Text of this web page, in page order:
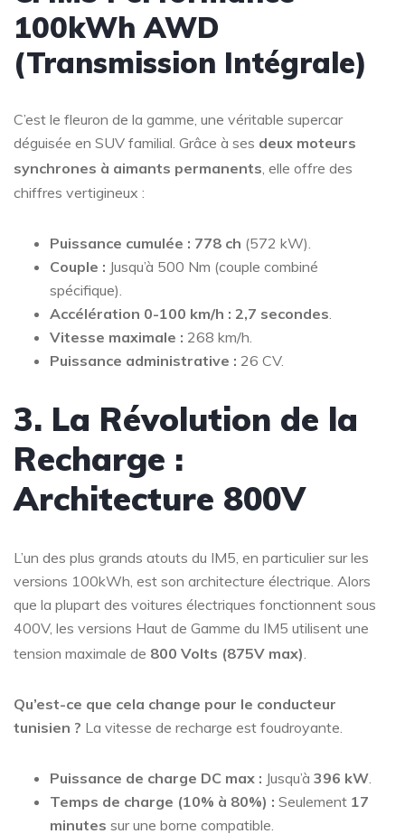
100kWh AWD
(Transmission Intégrale)
C’est le fleuron de la gamme, une véritable supercar
déguisée en SUV familial. Grâce à ses deux moteurs
synchrones à aimants permanents, elle offre des
chiffres vertigineux :
Puissance cumulée : 778 ch (572 kW).
Couple : Jusqu’à 500 Nm (couple combiné
spécifique).
Accélération 0-100 km/h : 2,7 secondes
Vitesse maximale : 268 km/h.
Puissance administrative : 26 CV.
3. La Révolution de la
Recharge :
Architecture 800V
L’un des plus grands atouts du IM5, en particulier sur les
versions 100kWh, est son architecture électrique. Alors
que la plupart des voitures électriques fonctionnent sous
400V, les versions Haut de Gamme du IM5 utilisent une
tension maximale de 800 Volts (875V max)
Qu’est-ce que cela change pour le conducteur
tunisien ? La vitesse de recharge est foudroyante.
Puissance de charge DC max : Jusqu’à 396 kW
Temps de charge (10% à 80%) : Seulement 17
minutes sur une borne compatible.